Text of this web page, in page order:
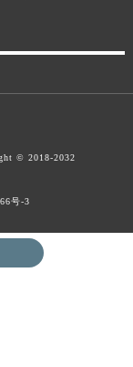
© 2018-2032
号-3